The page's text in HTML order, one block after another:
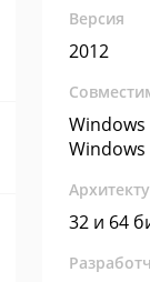
Версия
2012
Windows
Windows
32 и 64